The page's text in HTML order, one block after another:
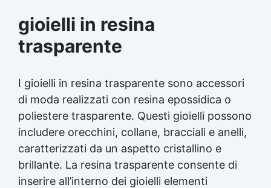
gioielli in resina
trasparente
I gioielli in resina trasparente sono accessori
di moda realizzati con resina epossidica o
poliestere trasparente. Questi gioielli possono
includere orecchini, collane, bracciali e anelli,
caratterizzati da un aspetto cristallino e
brillante. La resina trasparente consente di
inserire all’interno dei gioielli elementi